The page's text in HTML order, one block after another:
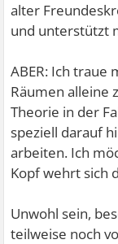
alter
und unterstützt
ABER: Ich traue
Räumen alleine
Theorie in der
speziell darauf
arbeiten. Ich
Kopf wehrt sich
Unwohl sein,
teilweise noch